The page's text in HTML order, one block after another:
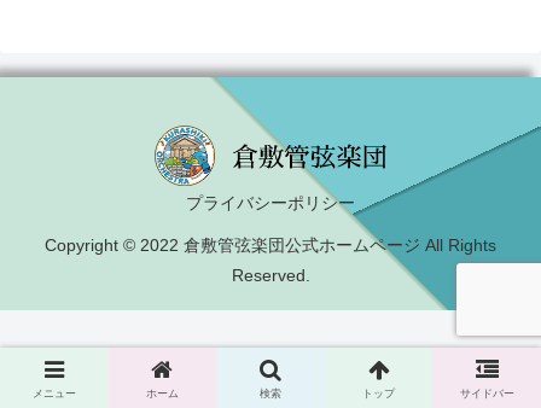
プライバシーポリシー
Copyright © 2022 倉敷管弦楽団公式ホームページ All Rights
Reserved.
メニュー ホーム 検索 トップ サイドバー